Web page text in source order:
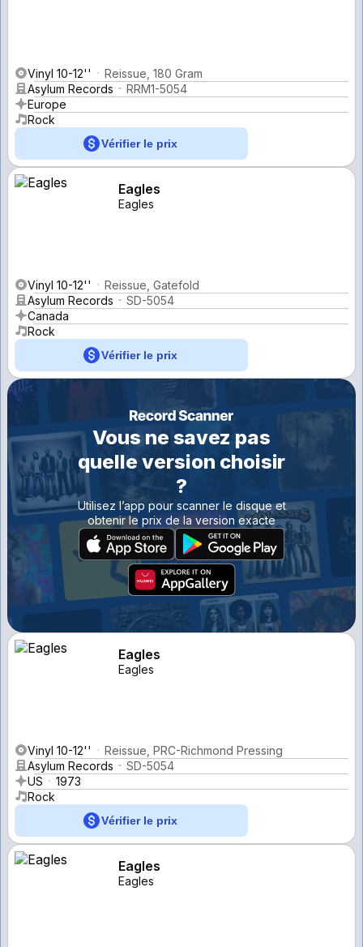
Vinyl 10-12''
Reissue, 180 Gram
Asylum Records
RRM1-5054
Europe
Rock
Vérifier le prix
Eagles
Eagles
Vinyl 10-12''
Reissue, Gatefold
Asylum Records
SD-5054
Canada
Rock
Vérifier le prix
Vous ne savez pas
quelle version choisir
?
Utilisez l’app pour scanner le disque et
obtenir le prix de la version exacte
Eagles
Eagles
Vinyl 10-12''
Reissue, PRC-Richmond Pressing
Asylum Records
SD-5054
US
1973
Rock
Vérifier le prix
Eagles
Eagles